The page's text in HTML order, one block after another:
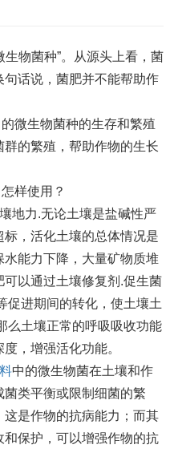
物菌种”。从源头上看，菌
话说，菌肥并不能帮助作
微生物菌种的生存和繁殖
的繁殖，帮助作物的生长
样使用？
地力.无论土壤是盐碱性严
，活化土壤的总体情况是
能力下降，大量矿物质堆
以通过土壤修复剂.促生菌
促进期间的转化，使土壤土
么土壤正常的呼吸吸收功能
，增强活化功能。
中的微生物菌在土壤和作
类平衡或限制细菌的繁
是作物的抗病能力；而其
保护，可以增强作物的抗